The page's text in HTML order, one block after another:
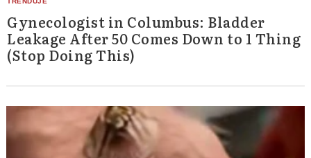
Gynecologist in Columbus: Bladder
Leakage After 50 Comes Down to 1 Thing
(Stop Doing This)